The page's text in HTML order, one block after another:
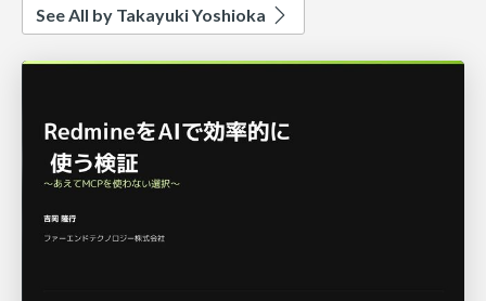
See All by Takayuki Yoshioka